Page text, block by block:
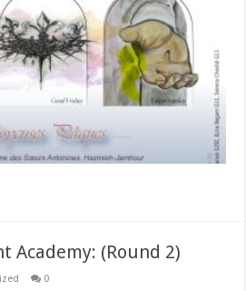
Academy: (Round 2)
0